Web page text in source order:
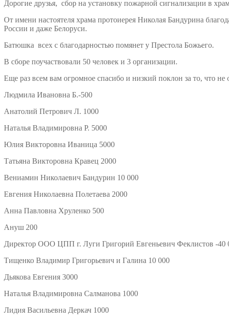
Дорогие друзья, сбор на установку пожарной сигнализации в
От имени настоятеля храма протоиерея Николая Бандурина
России и даже Белоруси.
Батюшка всех с благодарностью помянет у Престола Божьего.
В сборе поучаствовали 50 человек и 3 организации.
Еще раз всем вам огромное спасибо и низкий поклон за то, что
Людмила Ивановна Б.-500
Анатолий Петрович Л. 1000
Наталья Владимировна Р. 5000
Юлия Викторовна Иваница 5000
Татьяна Викторовна Кравец 2000
Вениамин Николаевич Бандурин 10 000
Евгения Николаевна Полетаева 2000
Анна Павловна Хруленко 500
Ануш 200
Директор ООО ЦПП г. Луги Григорий Евгеньевич Феклистов -40
Тищенко Владимир Григорьевич и Галина 10 000
Дьякова Евгения 3000
Наталья Владимировна Салманова 1000
Лидия Васильевна Деркач 1000